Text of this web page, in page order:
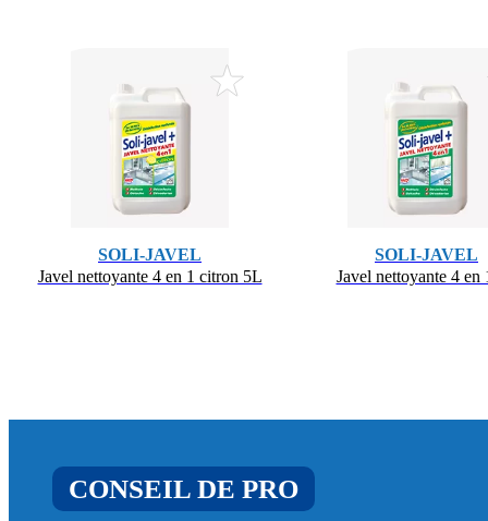
SOLI-JAVEL
Javel nettoyante 4 en 1 citron 5L
SOLI-JAVEL
Javel nettoyante 4 en
CONSEIL DE PRO